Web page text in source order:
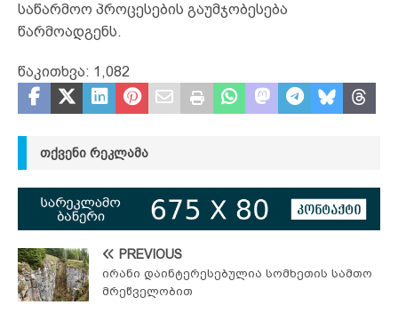
საწარმოო პროცესების გაუმჯობესება
წარმოადგენს.
წაკითხვა: 1,082
ᲗᲥᲕᲔᲜᲘ ᲠᲔᲙᲚᲐᲛᲐ
PREVIOUS
ირანი დაინტერესებულია სომხეთის სამთო
მრეწველობით